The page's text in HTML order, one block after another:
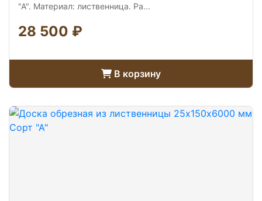
"А". Материал: лиственница. Ра...
28 500 ₽
В корзину